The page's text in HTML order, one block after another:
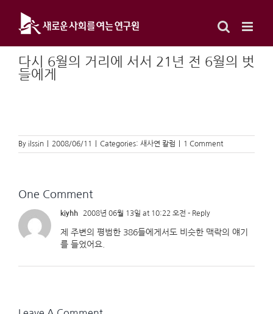
content
다시 6월의 거리에 서서 21년 전 6월의 벗
들에게
By ilssin 2008/06/11 Categories: 새사연 칼럼 1 Comment
One Comment
kiyhh 2008년 06월 13일 at 10:22 오전 - Reply
제 주변의 평범한 386들에게서도 비슷한 맥락의 얘기
를 들었어요.